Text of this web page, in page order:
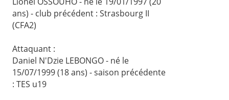
ans) - club précédent : Strasbourg II
(CFA2)
Attaquant :
Daniel N'Dzie LEBONGO - né le
15/07/1999 (18 ans) - saison précédente
: TES u19